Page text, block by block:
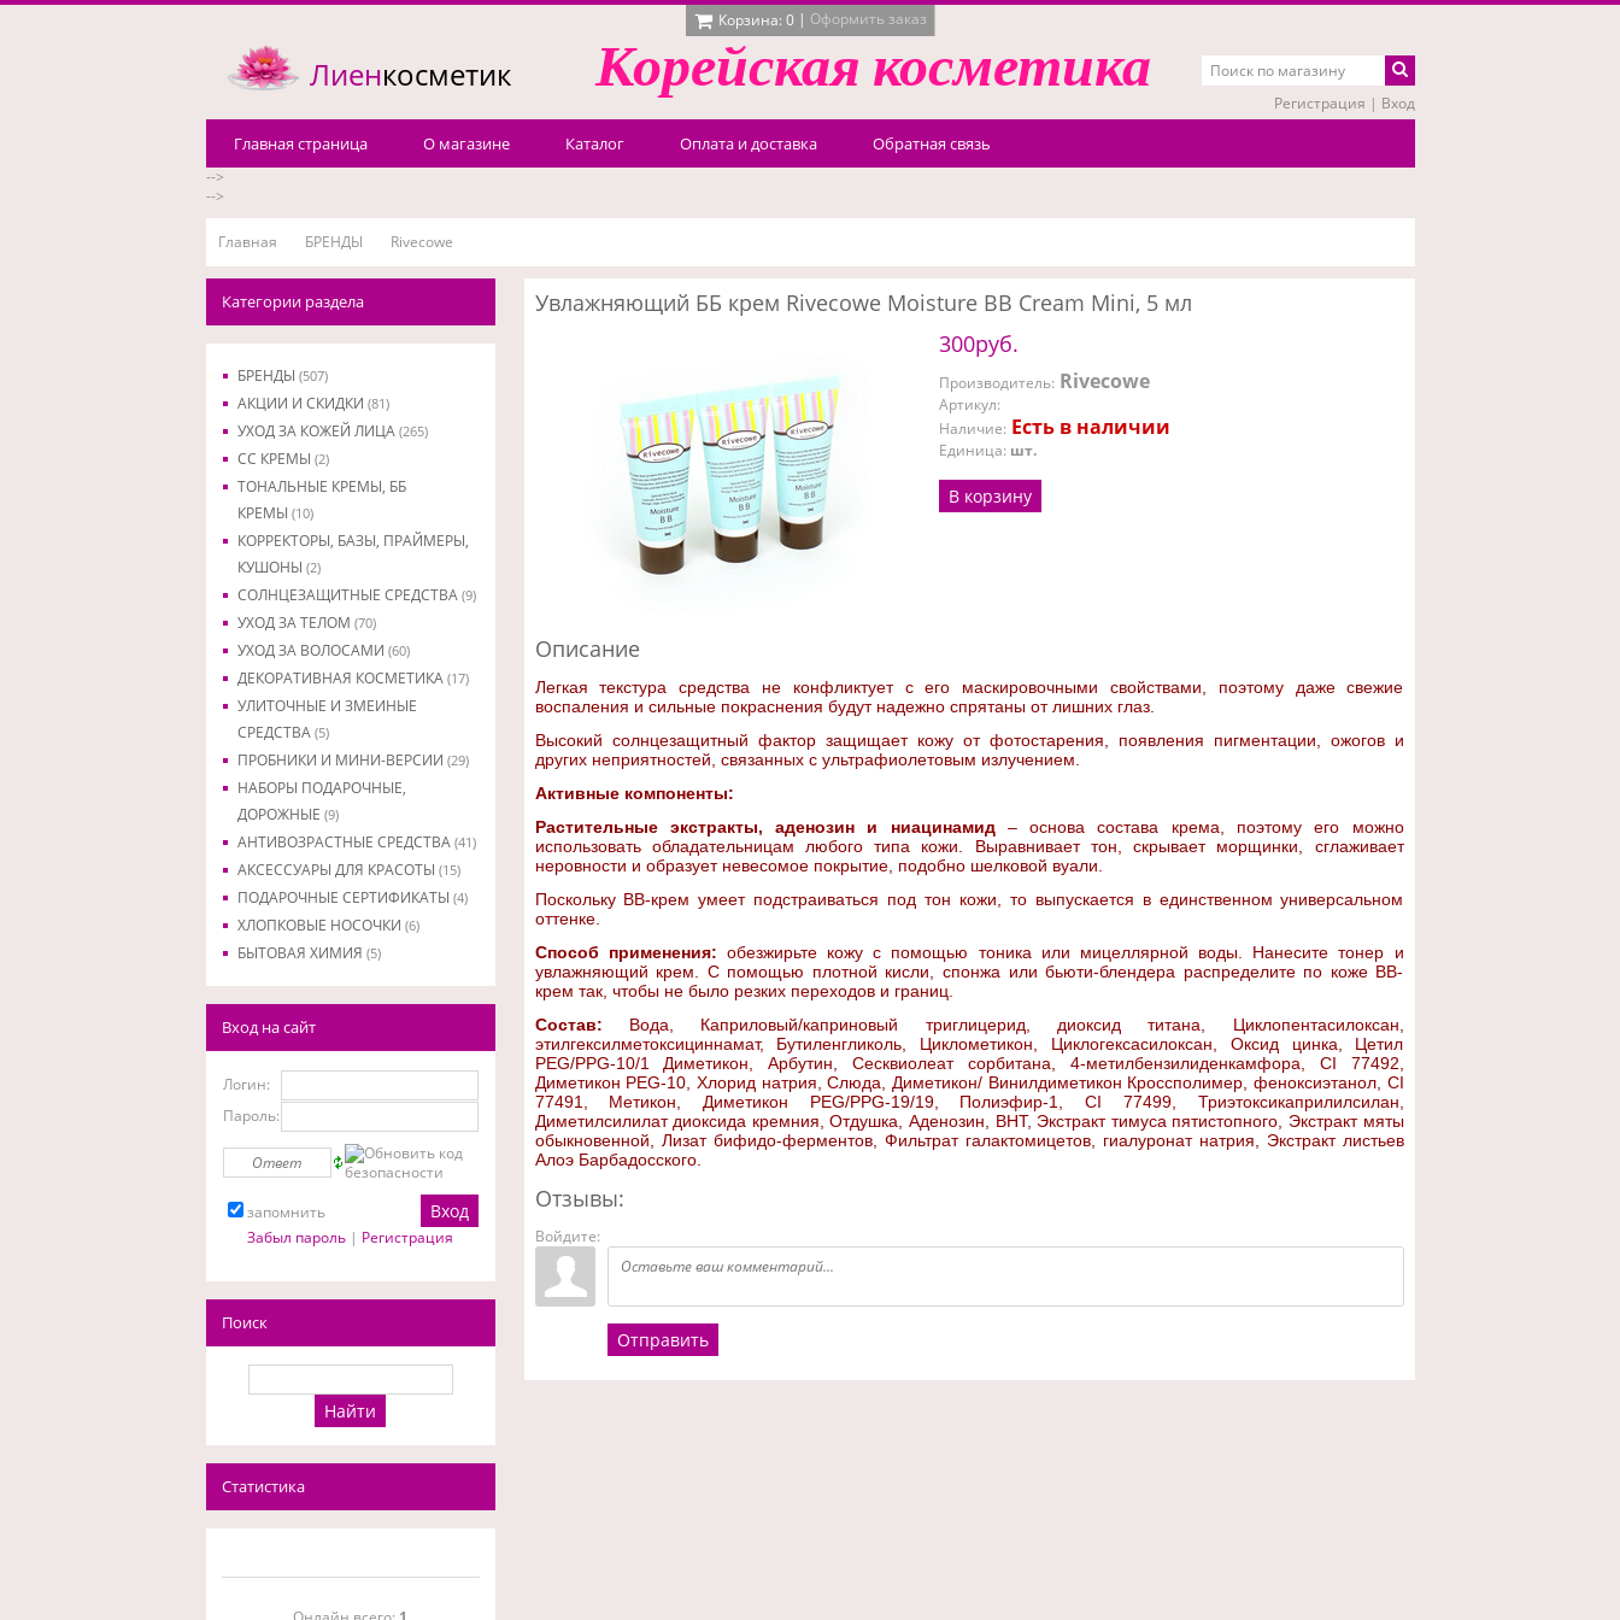
Корзина: 0| Оформить заказ
Лиенкосметик Корейская косметика
Главная страница О магазине Каталог Оплата и доставка Обратная связь
Регистрация | Вход
-->
-->
Главная БРЕНДЫ Rivecowe
Увлажняющий ББ крем Rivecowe Moisture BB Cream Mini, 5 мл
300руб.
Производитель: Rivecowe
Артикул:
Наличие: Есть в наличии
Единица: шт.
В корзину
Описание
Легкая текстура средства не конфликтует с его маскировочными свойствами, поэтому даже свежие
воспаления и сильные покраснения будут надежно спрятаны от лишних глаз.
Высокий солнцезащитный фактор защищает кожу от фотостарения, появления пигментации, ожогов и
других неприятностей, связанных с ультрафиолетовым излучением.
Активные компоненты:
Растительные экстракты, аденозин и ниацинамид– основа состава крема, поэтому его можно
использовать обладательницам любого типа кожи. Выравнивает тон, скрывает морщинки, сглаживает
неровности и образует невесомое покрытие, подобно шелковой вуали.
Поскольку ВВ-крем умеет подстраиваться под тон кожи, то выпускается в единственном универсальном
оттенке.
Способ применения: обезжирьте кожу с помощью тоника или мицеллярной воды. Нанесите тонер и
увлажняющий крем. С помощью плотной кисли, спонжа или бьюти-блендера распределите по коже ВВ-
крем так, чтобы не было резких переходов и границ.
Состав: Вода, Каприловый/каприновый триглицерид, диоксид титана, Циклопентасилоксан,
этилгексилметоксициннамат, Бутиленгликоль, Циклометикон, Циклогексасилоксан, Оксид цинка, Цетил
PEG/PPG-10/1 Диметикон, Арбутин, Сесквиолеат сорбитана, 4-метилбензилиденкамфора, CI 77492,
Диметикон PEG-10, Хлорид натрия, Слюда, Диметикон/ Винилдиметикон Кроссполимер, феноксиэтанол, CI
77491, Метикон, Диметикон PEG/PPG-19/19, Полиэфир-1, CI 77499, Триэтоксикаприлилсилан,
Диметилсилилат диоксида кремния, Отдушка, Аденозин, BHT, Экстракт тимуса пятистопного, Экстракт мяты
обыкновенной, Лизат бифидо-ферментов, Фильтрат галактомицетов, гиалуронат натрия, Экстракт листьев
Алоэ Барбадосского.
Отзывы:
Войдите:
Отправить
Категории раздела
БРЕНДЫ (507)
АКЦИИ И СКИДКИ (81)
УХОД ЗА КОЖЕЙ ЛИЦА (265)
CC КРЕМЫ (2)
ТОНАЛЬНЫЕ КРЕМЫ, ББ
КРЕМЫ (10)
КОРРЕКТОРЫ, БАЗЫ, ПРАЙМЕРЫ,
КУШОНЫ (2)
СОЛНЦЕЗАЩИТНЫЕ СРЕДСТВА (9)
УХОД ЗА ТЕЛОМ (70)
УХОД ЗА ВОЛОСАМИ (60)
ДЕКОРАТИВНАЯ КОСМЕТИКА (17)
УЛИТОЧНЫЕ И ЗМЕИНЫЕ
СРЕДСТВА (5)
ПРОБНИКИ И МИНИ-ВЕРСИИ (29)
НАБОРЫ ПОДАРОЧНЫЕ,
ДОРОЖНЫЕ (9)
АНТИВОЗРАСТНЫЕ СРЕДСТВА (41)
АКСЕССУАРЫ ДЛЯ КРАСОТЫ (15)
ПОДАРОЧНЫЕ СЕРТИФИКАТЫ (4)
ХЛОПКОВЫЕ НОСОЧКИ (6)
БЫТОВАЯ ХИМИЯ (5)
Вход на сайт
Логин:
Пароль:
запомнить
Забыл пароль | Регистрация
Поиск
Статистика